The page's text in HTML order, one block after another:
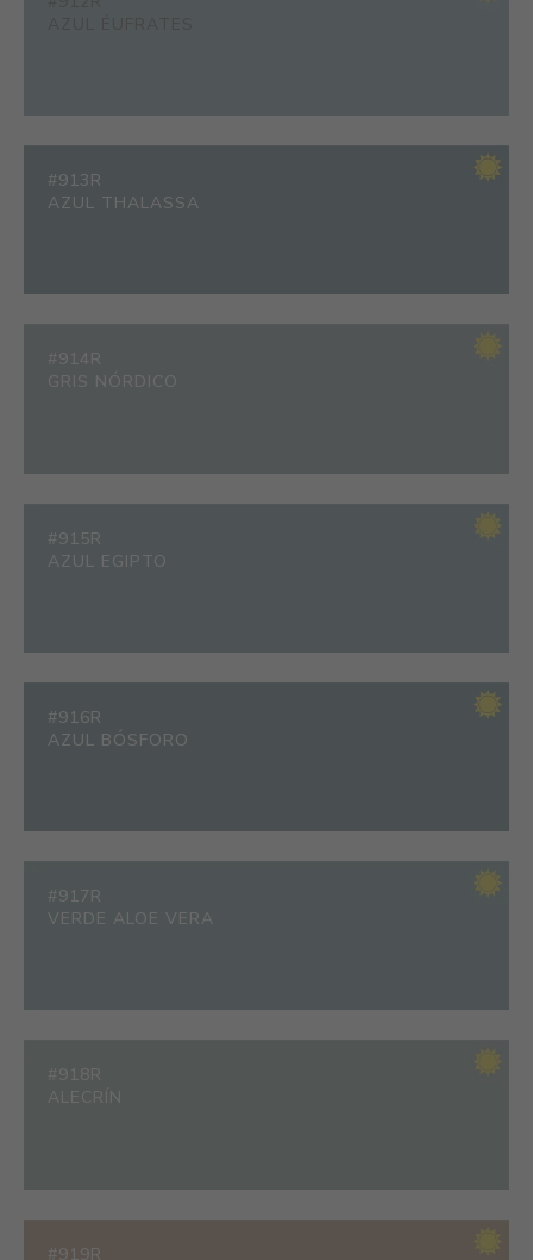
#913R
AZUL THALASSA
#914R
GRIS NÓRDICO
#915R
AZUL EGIPTO
#916R
AZUL BÓSFORO
#917R
VERDE ALOE VERA
#918R
ALECRÍN
#919R